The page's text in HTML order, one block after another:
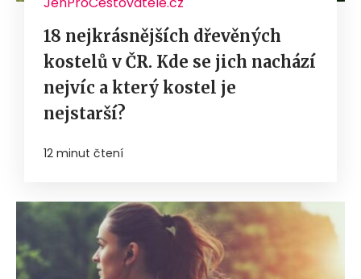
18 nejkrásnějších dřevěných
kostelů v ČR. Kde se jich nachází
nejvíc a který kostel je
nejstarší?
12 minut čtení